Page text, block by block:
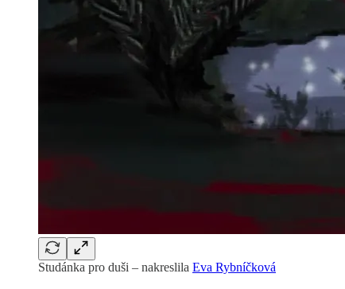
Studánka pro duši – nakreslila Eva Rybníčková